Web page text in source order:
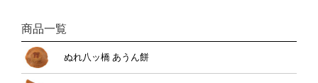
商品一覧
ぬれ八ッ橋 あうん餅